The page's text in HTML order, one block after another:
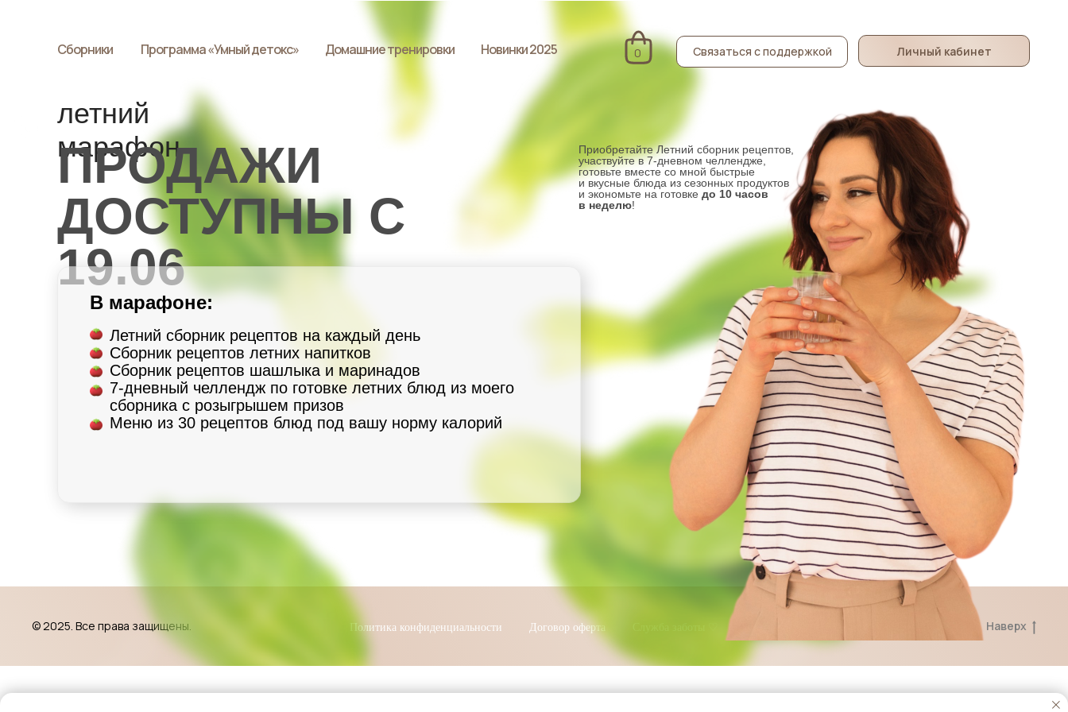
Программа «Умный детокс» Домашние тренировки Новинки 2025
Сборники Связаться с поддержкой
0 Личный кабинет
летний
марафон
ПРОДАЖИ
ДОСТУПНЫ С
19.06
Летний сборник рецептов на каждый день
Сборник рецептов летних напитков
Сборник рецептов шашлыка и маринадов
7-дневный челлендж по готовке летних блюд из моего
сборника с розыгрышем призов
Меню из 30 рецептов блюд под вашу норму калорий
Приобретайте Летний сборник рецептов,
участвуйте в 7-дневном челлендже,
готовьте вместе со мной быстрые
и вкусные блюда из сезонных продуктов
и экономьте на готовке до 10 часов
в неделю!
В марафоне:
© 2025. Все права защищены. Политика конфиденциальности Договор оферта Наверх